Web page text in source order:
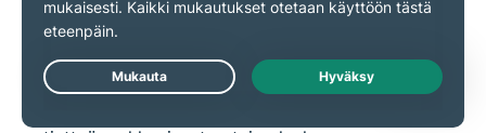
VPN-käyttötilastoihin liittyen minimidatan keräämisen
periaatteemme tarkoittaa, että:
Live Chat